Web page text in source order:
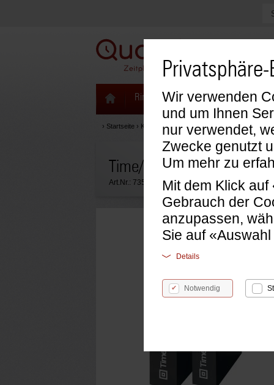
Wir verwenden
und um Ihnen
nur verwendet,
Zwecke genutzt
Um mehr zu
Mit dem Klick
Gebrauch der
anzupassen,
Sie auf
Details
Notwendig
Ringbücher & Zeitplaner
› Startseite› Kalendarien ›Time/system Kalendarien ›
Time/system Compact
Art.Nr.: 735112